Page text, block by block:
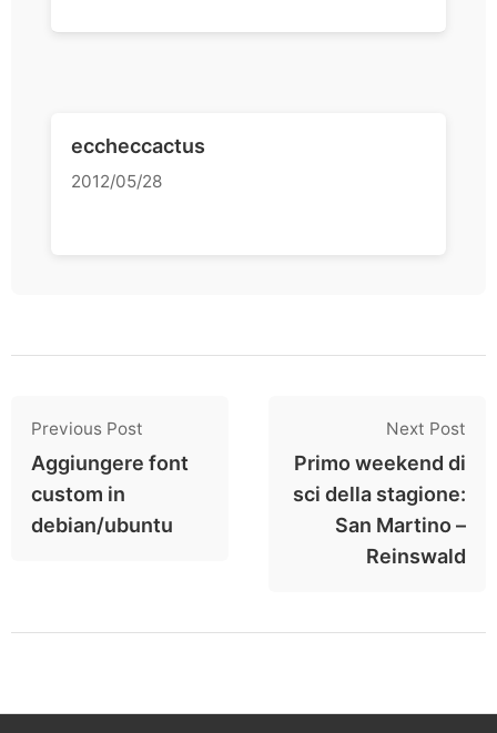
eccheccactus
2012/05/28
Previous Post
Aggiungere font
custom in
debian/ubuntu
Next Post
Primo weekend di
sci della stagione:
San Martino –
Reinswald